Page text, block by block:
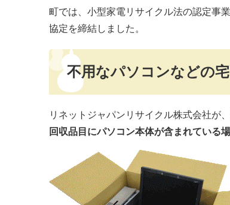
町では、小型家電リサイクル法の認定事
協定を締結しました。
不用なパソコンなどの
リネットジャパンリサイクル株式会社が
回収品目にパソコン本体が含まれている